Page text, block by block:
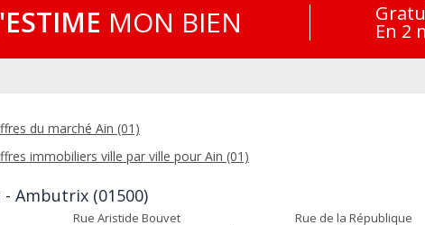
MON BIEN En 2
du marché Ain (01)
immobiliers ville par ville pour Ain (01)
- Ambutrix (01500)
Rue Aristide Bouvet Rue de la République